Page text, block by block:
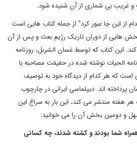
غریب بی شماری از آن شنیده شود.
از این جا عبور کرد" از جمله کتاب هایی است
بخش هایی از دوران تاریک رژیم بعث و پس از آن
کند. این کتاب که توسط غسان الشربل، روزنامه
الحیات نوشته شده در حقیقت مصاحبه با
است که هر کدام از دیدگاه خود به توصیف
پرداخته اند. دیپلماسی ایرانی در چارچوب
هفته منتشر می کند، این بار به سراغ این
و دومین بخش آن را می خوانید:
همراه شما بودند و کشته شدند، چه کسانی